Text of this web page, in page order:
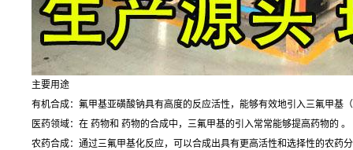
主要用途
有机合成：氟甲基亚磺酸钠具有高度的反应活性，能够有效地引入三氟甲基
医药领域：在 药物和 药物的合成中，三氟甲基的引入常常能够提高药物的 。
农药合成：通过三氟甲基化反应，可以合成出具有更高活性和选择性的农药